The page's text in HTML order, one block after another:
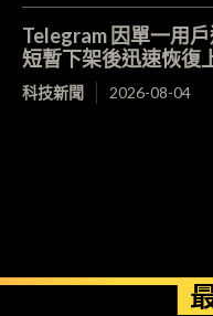
Telegram 因單一用
短暫下架後迅速恢復
科技新聞 2026-08-04